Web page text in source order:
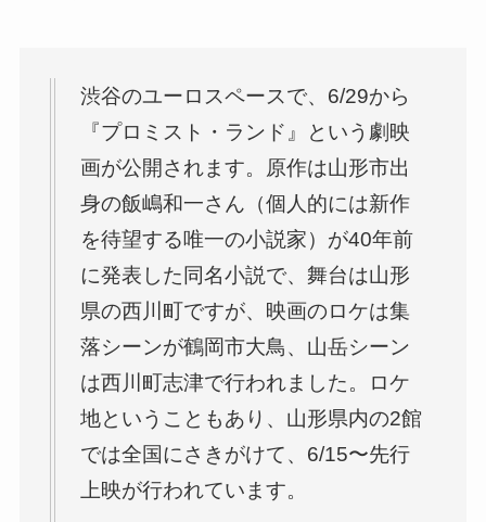
渋谷のユーロスペースで、6/29から
『プロミスト・ランド』という劇映
画が公開されます。原作は山形市出
身の飯嶋和一さん（個人的には新作
を待望する唯一の小説家）が40年前
に発表した同名小説で、舞台は山形
県の西川町ですが、映画のロケは集
落シーンが鶴岡市大鳥、山岳シーン
は西川町志津で行われました。ロケ
地ということもあり、山形県内の2館
では全国にさきがけて、6/15〜先行
上映が行われています。